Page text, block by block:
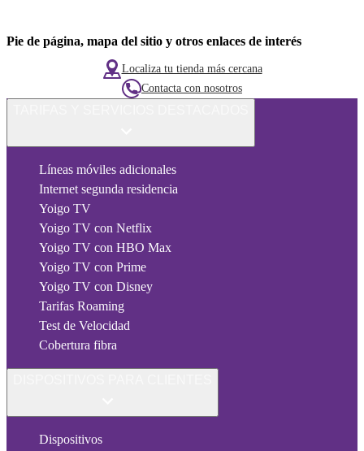
Pie de página, mapa del sitio y otros enlaces de interés
Localiza tu tienda más cercana
Contacta con nosotros
Líneas móviles adicionales
Internet segunda residencia
Yoigo TV
Yoigo TV con Netflix
Yoigo TV con HBO Max
Yoigo TV con Prime
Yoigo TV con Disney
Tarifas Roaming
Test de Velocidad
Cobertura fibra
Dispositivos